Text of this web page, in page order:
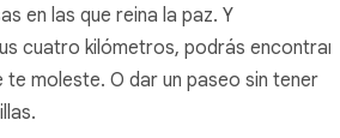
en las que reina la paz. Y
cuatro kilómetros, podrás encontrar
te moleste. O dar un paseo sin tener